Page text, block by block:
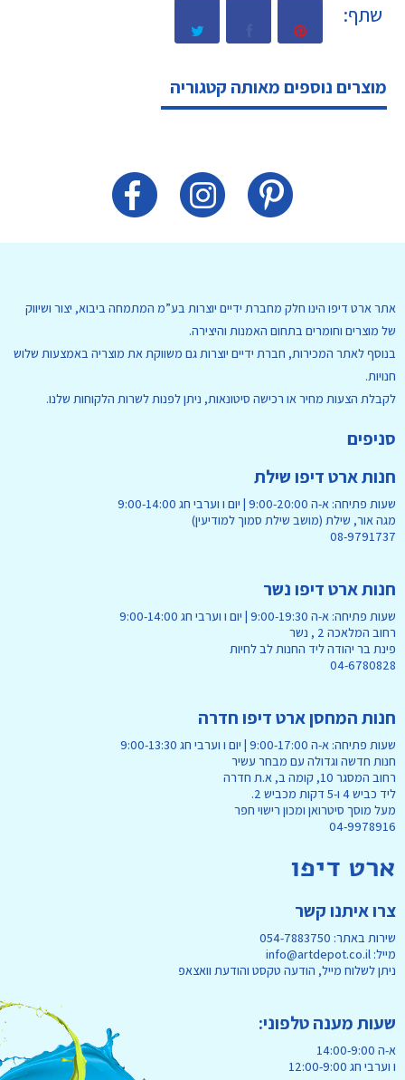
שתף:
מוצרים נוספים מאותה קטגוריה
אתר ארט דיפו הינו חלק מחברת ידיים יוצרות בע”מ המתמחה ביבוא, יצור ושיווק
של מוצרים וחומרים בתחום האמנות והיצירה.
בנוסף לאתר המכירות, חברת ידיים יוצרות גם משווקת את מוצריה באמצעות שלוש
חנויות.
לקבלת הצעות מחיר או רכישה סיטונאות, ניתן לפנות לשרות הלקוחות שלנו.
סניפים
חנות ארט דיפו שילת
שעות פתיחה: א-ה 9:00-20:00 | יום ו וערבי חג 9:00-14:00
מגה אור, שילת (מושב שילת סמוך למודיעין)
08-9791737
חנות ארט דיפו נשר
שעות פתיחה: א-ה 9:00-19:30 | יום ו וערבי חג 9:00-14:00
רחוב המלאכה 2 , נשר
פינת בר יהודה ליד החנות לב לחיות
04-6780828
חנות המחסן ארט דיפו חדרה
שעות פתיחה: א-ה 9:00-17:00 | יום ו וערבי חג 9:00-13:30
חנות חדשה וגדולה עם מבחר עשיר
רחוב המסגר 10, קומה ב, א.ת חדרה
ליד כביש 4 ו-5 דקות מכביש 2.
מעל מוסך סיטרואן ומכון רישוי חפר
04-9978916
ארט דיפו
צרו איתנו קשר
שירות באתר: 054-7883750
מייל: info@artdepot.co.il
ניתן לשלוח מייל, הודעה טקסט והודעת וואצאפ
שעות מענה טלפוני:
א-ה 14:00-9:00
ו וערבי חג 12:00-9:00